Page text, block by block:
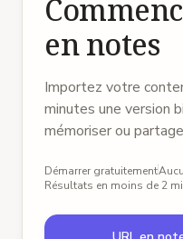
en notes
Importez votre
minutes une version
mémoriser ou
Démarrer gratuitement
Résultats en moins de 2